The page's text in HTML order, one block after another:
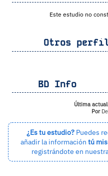
Este estudio no
Otros
BD Info
Última
Por
¿Es tu estudio? Puedes
añadir la información tú
registrándote en